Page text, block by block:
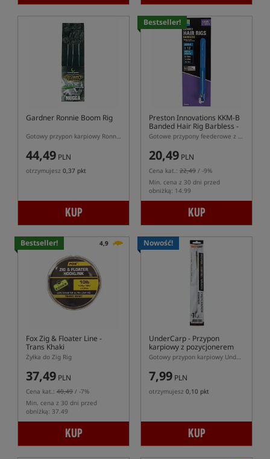
Gardner Ronnie Boom Rig
Gotowy przypon karpiowy Ronnie Boom Rig
44,49 PLN
otrzymujesz 0,37 pkt
KUP
Bestseller!
Preston Innovations KKM-B
Banded Hair Rig Barbless -
10cm
Gotowe przypony feederowe z włosem - gumka, hak bezzadziorowy
20,49 PLN
Cena kat.: 22,49 / -9%
Min. cena z 30 dni przed
obniżką: 14.99
KUP
Bestseller! 4,9
Fox Zig & Floater Line -
Trans Khaki
Żyłka do Zig Rig
37,49 PLN
Cena kat.: 40,49 / -7%
Min. cena z 30 dni przed
obniżką: 37.49
KUP
Nowość!
UnderCarp- Przypon
karpiowy z pozycjonerem
Robakiem (bezzadziorowy)Gotowy przypon karpiowy UnderCarp Wide Gape z pozycjonerem Robakiem
7,99 PLN
otrzymujesz 0,10 pkt
KUP